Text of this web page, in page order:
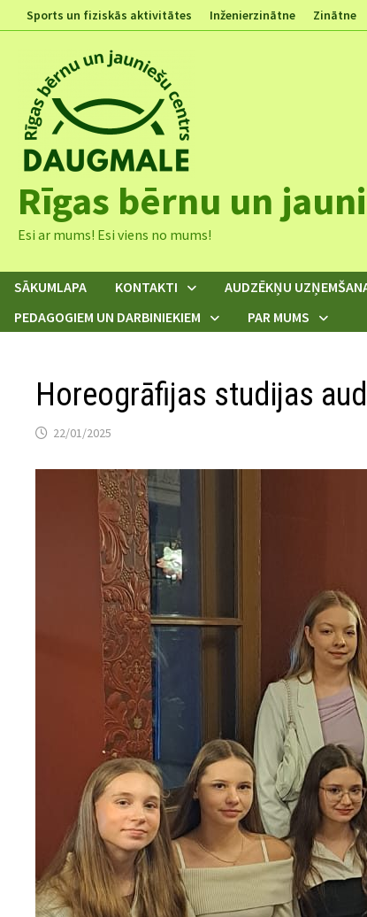
to
Sports un fiziskās aktivitātes Inženierzinātne Zinātne
Rīgas bērnu un
Esi ar mums! Esi viens no mums!
SĀKUMLAPA KONTAKTI AUDZĒKŅU
PEDAGOGIEM UN DARBINIEKIEM
PAR MUMS
Horeogrāfijas studijas
22/01/2025